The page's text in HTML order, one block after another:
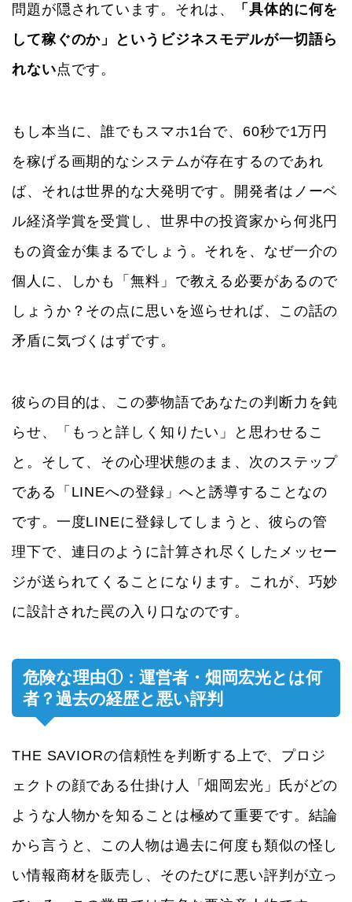
問題が隠されています。それは、
「具体的に何を
して稼ぐのか」というビジネスモデルが一切語ら
れない点です。
もし本当に、誰でもスマホ1台で、60秒で1万円
を稼げる画期的なシステムが存在するのであれ
ば、それは世界的な大発明です。開発者はノーベ
ル経済学賞を受賞し、世界中の投資家から何兆円
もの資金が集まるでしょう。それを、なぜ一介の
個人に、しかも「無料」で教える必要があるので
しょうか？その点に思いを巡らせれば、この話の
矛盾に気づくはずです。
彼らの目的は、この夢物語であなたの判断力を鈍
らせ、「もっと詳しく知りたい」と思わせるこ
と。そして、その心理状態のまま、次のステップ
である「LINEへの登録」へと誘導することなの
です。一度LINEに登録してしまうと、彼らの管
理下で、連日のように計算され尽くしたメッセー
ジが送られてくることになります。これが、巧妙
に設計された罠の入り口なのです。
危険な理由①：運営者・畑岡宏光とは何
者？過去の経歴と悪い評判
THE SAVIORの信頼性を判断する上で、プロジ
ェクトの顔である仕掛け人「畑岡宏光」氏がどの
ような人物かを知ることは極めて重要です。結論
から言うと、この人物は過去に何度も類似の怪し
い情報商材を販売し、そのたびに悪い評判が立っ